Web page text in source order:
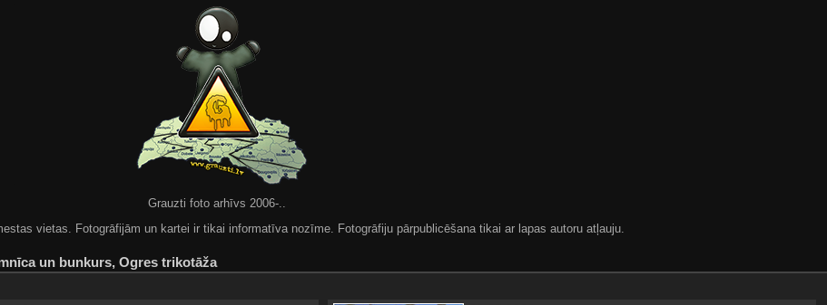
Grauzti foto arhīvs 2006-..
vietas. Fotogrāfijām un kartei ir tikai informatīva nozīme. Fotogrāfiju pārpublicēšana tikai ar lapas autoru atļauju.
un bunkurs, Ogres trikotāža